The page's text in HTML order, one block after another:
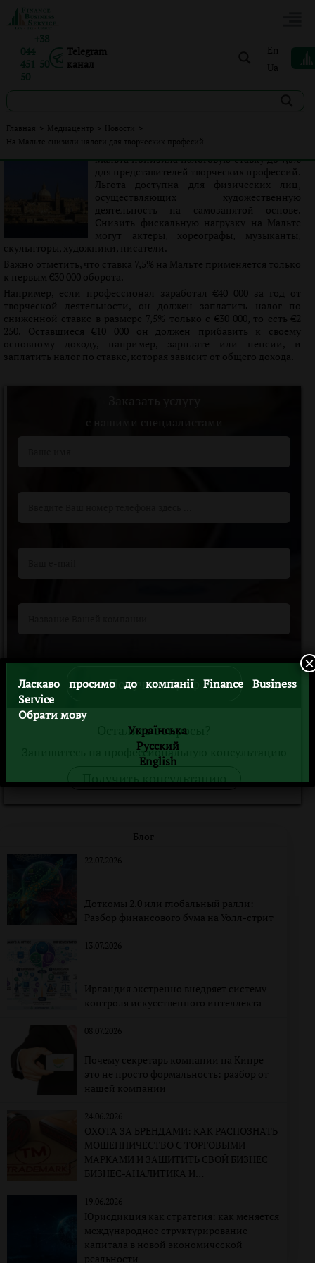
+38
044
451 50
50
Telegram
канал
En
Ua
Главная > Медиацентр > Новости
>
На Мальте снизили налоги для творческих професий
На Мальте снизили налоги для творческих професий
Опубликовано: Іванна Петренко | 23.10.2023 Новости
Мальта понизила налоговую ставку до 7,5%
для представителей творческих профессий.
Льгота доступна для физических лиц,
осуществляющих художественную
деятельность на самозанятой основе.
Снизить фискальную нагрузку на Мальте
могут актеры, хореографы, музыканты,
скульпторы, художники, писатели.
Важно отметить, что ставка 7,5% на Мальте применяется только
к первым €30 000 оборота.
Например, если профессионал заработал €40 000 за год от
творческой деятельности, он должен заплатить налог по
сниженной ставке в размере 7,5% только с €30 000, то есть €2
250. Оставшиеся €10 000 он должен прибавить к своему
основному доходу, например, зарплате или пенсии, и
заплатить налог по ставке, которая зависит от общего дохода.
c нашими специалистами
Получить бриф
Остались вопросы?
Запишитесь на профессиональную консультацию
Получить консультацию
Блог
22.07.2026
Доткомы 2.0 или глобальный ралли:
Разбор финансового бума на Уолл-стрит
13.07.2026
Ирландия экстренно внедряет систему
контроля искусственного интеллекта
08.07.2026
Почему секретарь компании на Кипре —
это не просто формальность: разбор от
нашей компании
24.06.2026
ОХОТА ЗА БРЕНДАМИ: КАК РАСПОЗНАТЬ
МОШЕННИЧЕСТВО С ТОРГОВЫМИ
МАРКАМИ И ЗАЩИТИТЬ СВОЙ БИЗНЕС
БИЗНЕС-АНАЛИТИКА И
ЭКСПЕРТИЗА
19.06.2026
Юрисдикция как стратегия: как меняется
международное структурирование
капитала в новой экономической
реальности
Ласкаво просимо до компанії Finance Business
Service
Обрати мову
Українська
Русский
English
×